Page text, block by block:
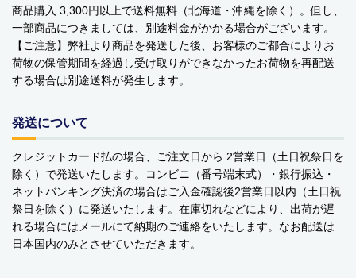
アパレル
アクセサリー
アウトドア
健康・フィットネス
防災用品・保存食品
家電
ガーデニング
商品購入 3,300円以上で送料無料（北海道・沖縄を除く）。但し、
一部商品につきましては、別途料金がかかる場合がございます。
【ご注意】弊社より商品を発送した後、お客様のご都合によりお
荷物の保管期間を経過し受け取りができなかったお荷物を再配送
する場合は別途送料が発生します。
発送について
クレジットカード払の場合、ご注文日から 2営業日（土日祝祭日を
除く）で発送いたします。コンビニ（番号端末式）・銀行振込・
ネットバンキング決済の場合はご入金確認後2営業日以内（土日祝
祭日を除く）に発送いたします。在庫切れなどにより、出荷が遅
れる場合にはメールにて納期のご連絡をいたします。なお配送は
日本国内のみとさせていただきます。